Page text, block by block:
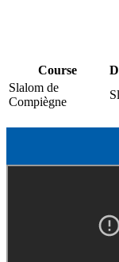
Course
Slalom de
Compiègne